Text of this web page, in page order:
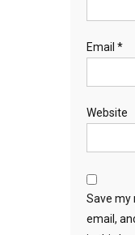
Email *
Website
Save my
email,